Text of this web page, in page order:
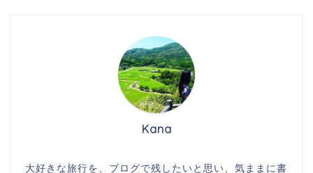
Kana
大好きな旅行を、ブログで残したいと思い、気ままに書